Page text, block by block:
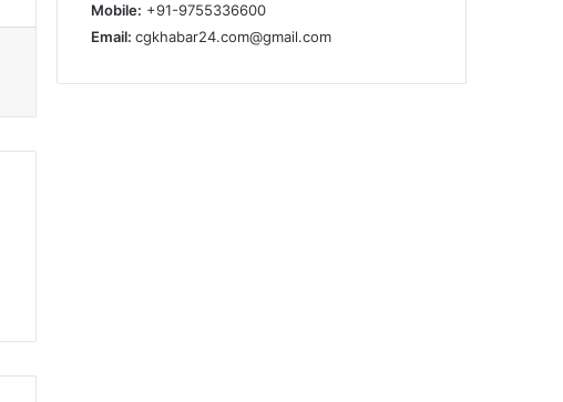
Mobile: +91-9755336600
Email:cgkhabar24.com@gmail.com